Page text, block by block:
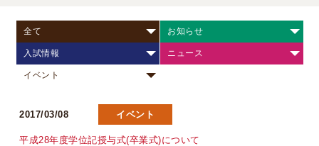
全て お知らせ
入試情報 ニュース
イベント
2017/03/08 イベント
平成28年度学位記授与式(卒業式)について